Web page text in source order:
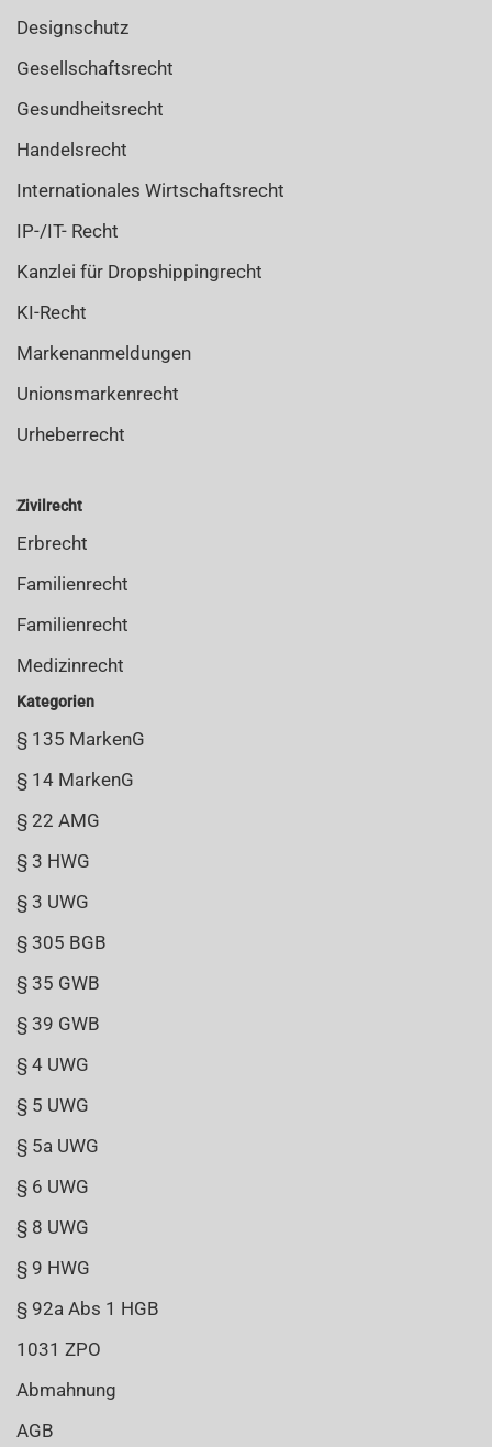
Designschutz
Gesellschaftsrecht
Gesundheitsrecht
Handelsrecht
Internationales Wirtschaftsrecht
IP-/IT- Recht
Kanzlei für Dropshippingrecht
KI-Recht
Markenanmeldungen
Unionsmarkenrecht
Urheberrecht
Zivilrecht
Erbrecht
Familienrecht
Familienrecht
Medizinrecht
Kategorien
§ 135 MarkenG
§ 14 MarkenG
§ 22 AMG
§ 3 HWG
§ 3 UWG
§ 305 BGB
§ 35 GWB
§ 39 GWB
§ 4 UWG
§ 5 UWG
§ 5a UWG
§ 6 UWG
§ 8 UWG
§ 9 HWG
§ 92a Abs 1 HGB
1031 ZPO
Abmahnung
AGB